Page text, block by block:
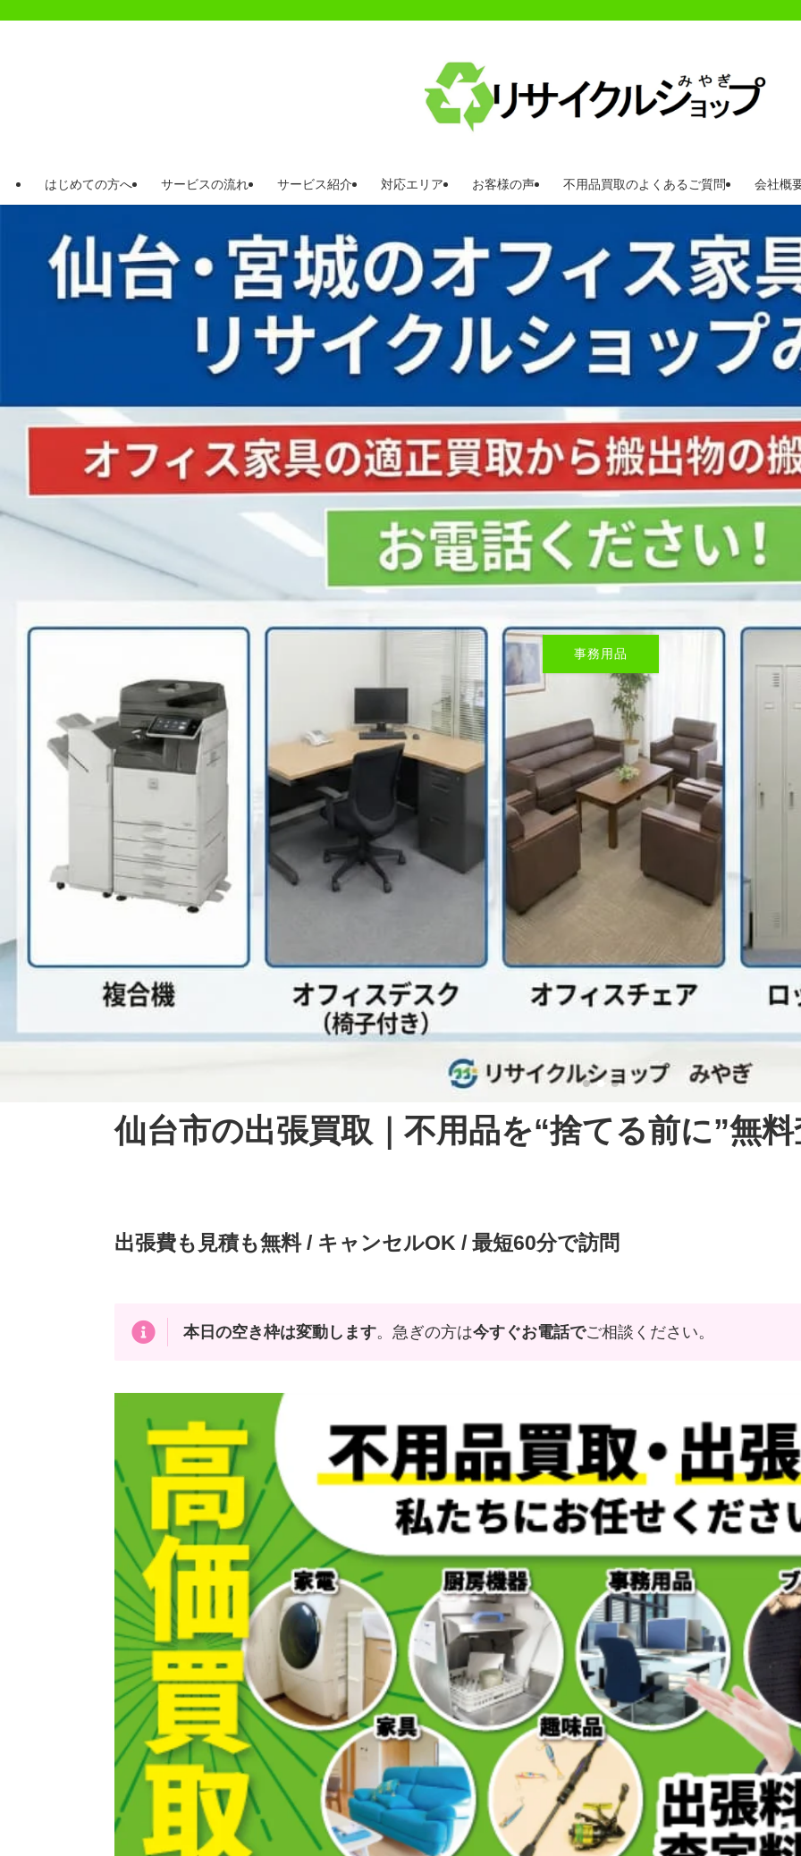
はじめての方へ サービスの流れ サービス紹介 対応エリア お客様の声 不用品買取のよくあるご質問 会社概
厨房機器
TOP
事務用品
厨房機器
TOP
仙台市の出張買取｜不用品を“捨てる前に”無
出張費も見積も無料 / キャンセルOK / 最短60分で訪問
本日の空き枠は変動します。急ぎの方は今すぐお電話でご相談ください。